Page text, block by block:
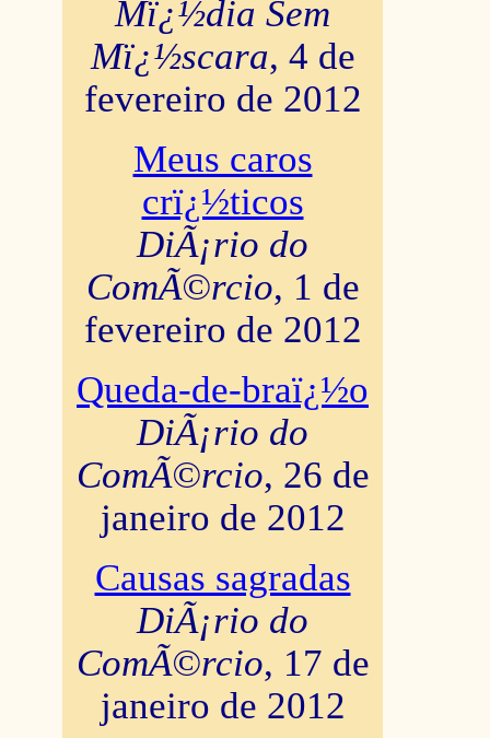
Mï¿½dia Sem
Mï¿½scara, 4 de
fevereiro de 2012
Meus caros
crï¿½ticos
DiÃ¡rio do
ComÃ©rcio, 1 de
fevereiro de 2012
Queda-de-braï¿½o
DiÃ¡rio do
ComÃ©rcio, 26 de
janeiro de 2012
Causas sagradas
DiÃ¡rio do
ComÃ©rcio, 17 de
janeiro de 2012